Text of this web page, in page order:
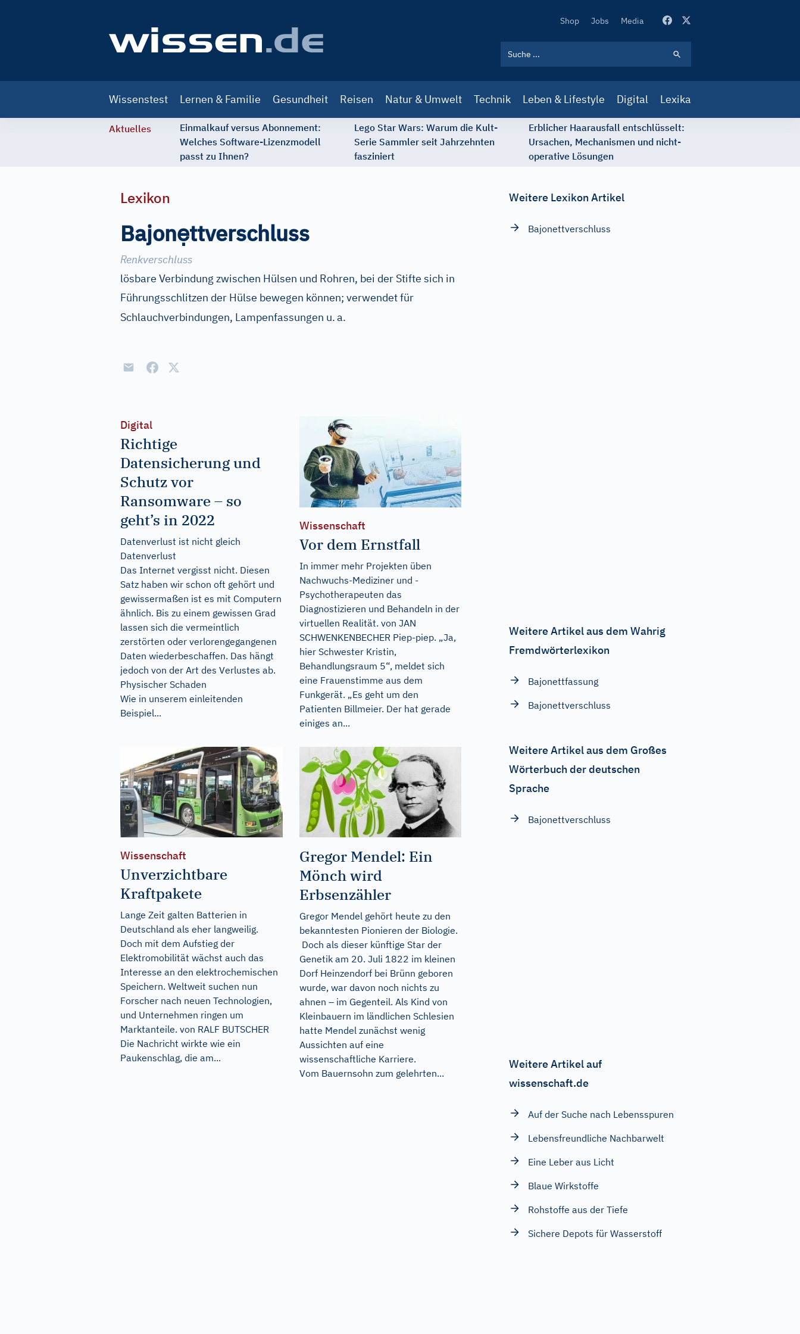
Secondary
Shop Jobs Media
navigation
Wissenstest Lernen & Familie Gesundheit Reisen Natur & Umwelt Technik Leben & Lifestyle Digital Lexika
Aktuelles
Einmalkauf versus Abonnement:
Welches Software-Lizenzmodell
passt zu Ihnen?
Lego Star Wars: Warum die Kult-
Serie Sammler seit Jahrzehnten
fasziniert
Erblicher Haarausfall entschlüsselt:
Ursachen, Mechanismen und nicht-
operative Lösungen
Lexikon
Bajonẹttverschluss
Renkverschluss
lösbare Verbindung zwischen Hülsen und Rohren, bei der Stifte sich in
Führungsschlitzen der Hülse bewegen können; verwendet für
Schlauchverbindungen, Lampenfassungen u.a.
Digital
Richtige
Datensicherung und
Schutz vor
Ransomware – so
geht’s in 2022
Datenverlust ist nicht gleich
Datenverlust
Das Internet vergisst nicht. Diesen
Satz haben wir schon oft gehört und
gewissermaßen ist es mit Computern
ähnlich. Bis zu einem gewissen Grad
lassen sich die vermeintlich
zerstörten oder verlorengegangenen
Daten wiederbeschaffen. Das hängt
jedoch von der Art des Verlustes ab.
Physischer Schaden
Wie in unserem einleitenden
Beispiel...
Wissenschaft
Vor dem Ernstfall
In immer mehr Projekten üben
Nachwuchs-Mediziner und -
Psychotherapeuten das
Diagnostizieren und Behandeln in der
virtuellen Realität. von JAN
SCHWENKENBECHER Piep-piep. „Ja,
hier Schwester Kristin,
Behandlungsraum 5“, meldet sich
eine Frauenstimme aus dem
Funkgerät. „Es geht um den
Patienten Billmeier. Der hat gerade
einiges an...
Wissenschaft
Unverzichtbare
Kraftpakete
Lange Zeit galten Batterien in
Deutschland als eher langweilig.
Doch mit dem Aufstieg der
Elektromobilität wächst auch das
Interesse an den elektrochemischen
Speichern. Weltweit suchen nun
Forscher nach neuen Technologien,
und Unternehmen ringen um
Marktanteile. von RALF BUTSCHER
Die Nachricht wirkte wie ein
Paukenschlag, die am...
Gregor Mendel: Ein
Mönch wird
Erbsenzähler
Gregor Mendel gehört heute zu den
bekanntesten Pionieren der Biologie.
Doch als dieser künftige Star der
Genetik am 20. Juli 1822 im kleinen
Dorf Heinzendorf bei Brünn geboren
wurde, war davon noch nichts zu
ahnen – im Gegenteil. Als Kind von
Kleinbauern im ländlichen Schlesien
hatte Mendel zunächst wenig
Aussichten auf eine
wissenschaftliche Karriere.
Vom Bauernsohn zum gelehrten...
Weitere Lexikon Artikel
Bajonettverschluss
Weitere Artikel aus dem Wahrig
Fremdwörterlexikon
Bajonettfassung
Bajonettverschluss
Weitere Artikel aus dem Großes
Wörterbuch der deutschen
Sprache
Bajonettverschluss
Weitere Artikel auf
wissenschaft.de
Auf der Suche nach Lebensspuren
Lebensfreundliche Nachbarwelt
Eine Leber aus Licht
Blaue Wirkstoffe
Rohstoffe aus der Tiefe
Sichere Depots für Wasserstoff